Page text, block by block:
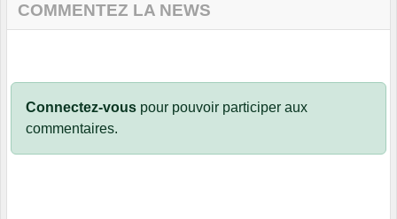
COMMENTEZ LA NEWS
Connectez-vous pour pouvoir participer aux
commentaires.